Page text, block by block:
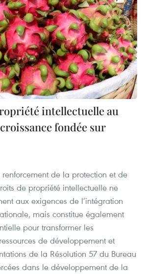
intellectuelle au
fondée sur
renforcement de la protection et de
de propriété intellectuelle ne
aux exigences de l’intégration
mais constitue également
pour transformer les
de développement et
de la Résolution 57 du Bureau
dans le développement de la